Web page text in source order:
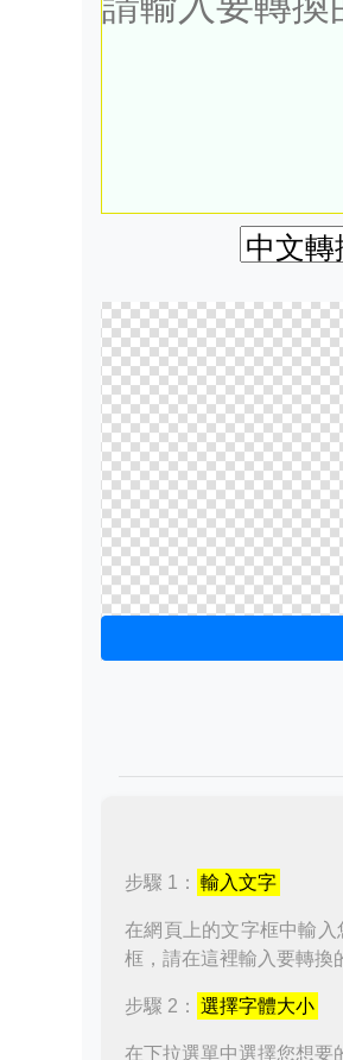
步驟 1： 輸入文字
在網頁上的文字框中輸
框，請在這裡輸入要轉換
步驟 2： 選擇字體大小
在下拉選單中選擇您想要